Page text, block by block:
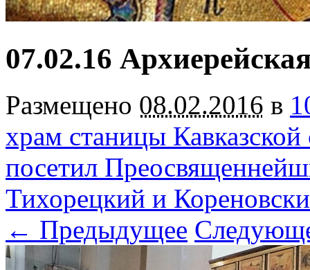
07.02.16
Размещено 08.02.2016 в
храм станицы
посетил
Тихорецкий и
← Предыдущее